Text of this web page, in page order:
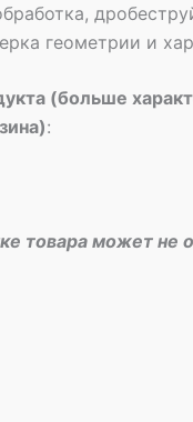
геометрии и
(больше
:
товара может не